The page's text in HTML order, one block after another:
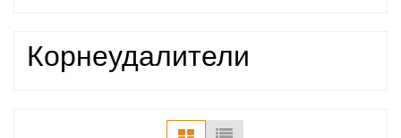
Корнеудалители